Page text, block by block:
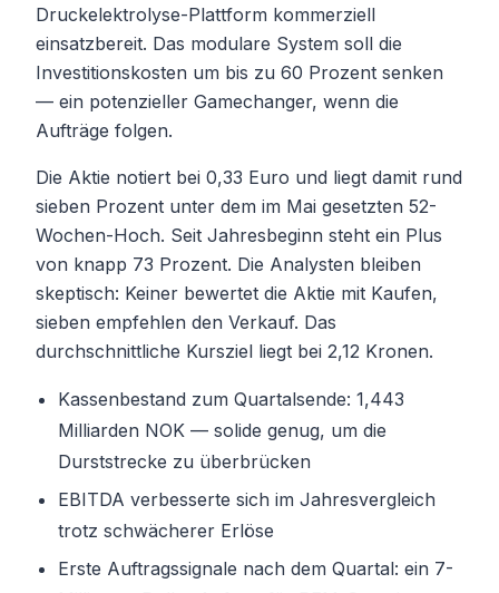
Druckelektrolyse-Plattform kommerziell
einsatzbereit. Das modulare System soll die
Investitionskosten um bis zu 60 Prozent senken
— ein potenzieller Gamechanger, wenn die
Aufträge folgen.
Die Aktie notiert bei 0,33 Euro und liegt damit rund
sieben Prozent unter dem im Mai gesetzten 52-
Wochen-Hoch. Seit Jahresbeginn steht ein Plus
von knapp 73 Prozent. Die Analysten bleiben
skeptisch: Keiner bewertet die Aktie mit Kaufen,
sieben empfehlen den Verkauf. Das
durchschnittliche Kursziel liegt bei 2,12 Kronen.
Kassenbestand zum Quartalsende: 1,443
Milliarden NOK — solide genug, um die
Durststrecke zu überbrücken
EBITDA verbesserte sich im Jahresvergleich
trotz schwächerer Erlöse
Erste Auftragssignale nach dem Quartal: ein 7-